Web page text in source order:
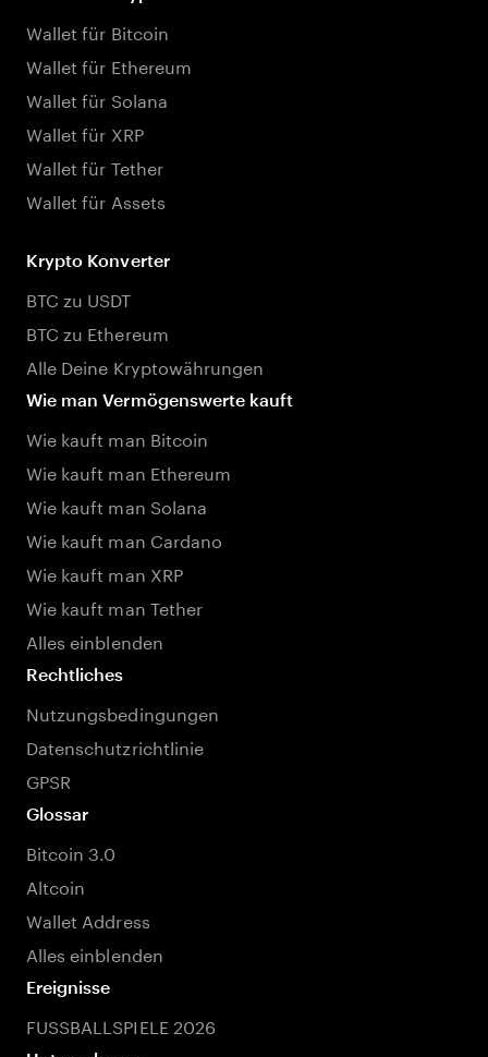
Wallet für Bitcoin
Wallet für Ethereum
Wallet für Solana
Wallet für XRP
Wallet für Tether
Wallet für Assets
Krypto Konverter
BTC zu USDT
BTC zu Ethereum
Alle Deine Kryptowährungen
Wie man Vermögenswerte kauft
Wie kauft man Bitcoin
Wie kauft man Ethereum
Wie kauft man Solana
Wie kauft man Cardano
Wie kauft man XRP
Wie kauft man Tether
Alles einblenden
Rechtliches
Nutzungsbedingungen
Datenschutzrichtlinie
GPSR
Glossar
Bitcoin 3.0
Altcoin
Wallet Address
Alles einblenden
Ereignisse
FUSSBALLSPIELE 2026